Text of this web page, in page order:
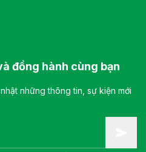
đồng hành cùng bạn
những thông tin, sự kiện mới